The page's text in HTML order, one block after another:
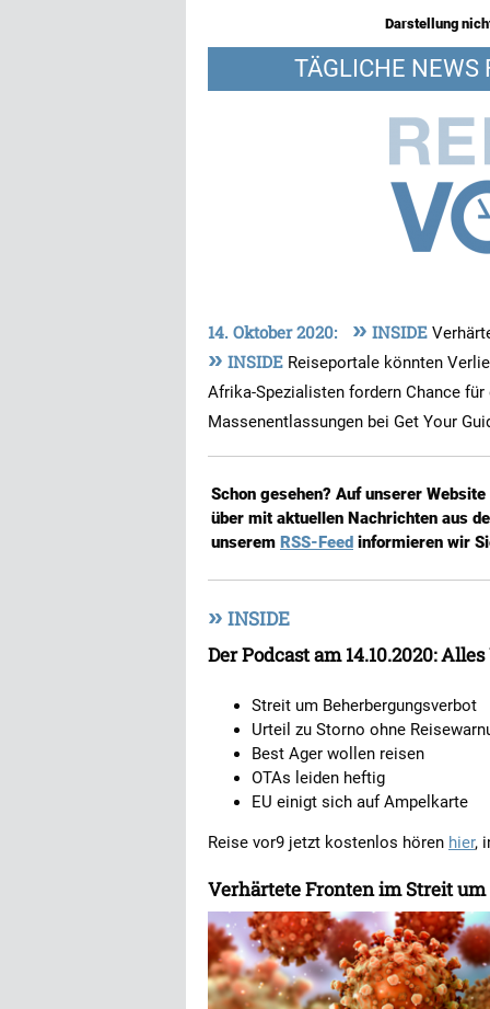
Darstellung
TÄGLICHE NEWS
14. Oktober 2020: » INSIDE
» INSIDE Reiseportale könnten
Afrika-Spezialisten fordern Chance
Massenentlassungen bei Get Your
Schon gesehen? Auf unserer Website
über mit aktuellen Nachrichten aus
unserem RSS-Feed informieren wir
» INSIDE
Der Podcast am 14.10.2020:
Streit um Beherbergungsverbot
Urteil zu Storno ohne
Best Ager wollen reisen
OTAs leiden heftig
EU einigt sich auf Ampelkarte
Reise vor9 jetzt kostenlos hören hier,
Verhärtete Fronten im Streit